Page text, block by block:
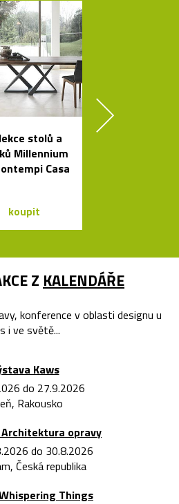
stolů a
Millennium
Casa
koupit
Z KALENDÁŘE
konference v oblasti designu u
i ve světě...
Kaws
do 27.9.2026
Rakousko
opravy
do 30.8.2026
Česká republika
Things